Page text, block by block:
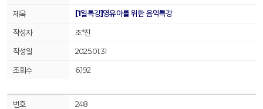
[1일특강]영유아를 위한 음악특강
조*진
2025.01.31
6,192
248